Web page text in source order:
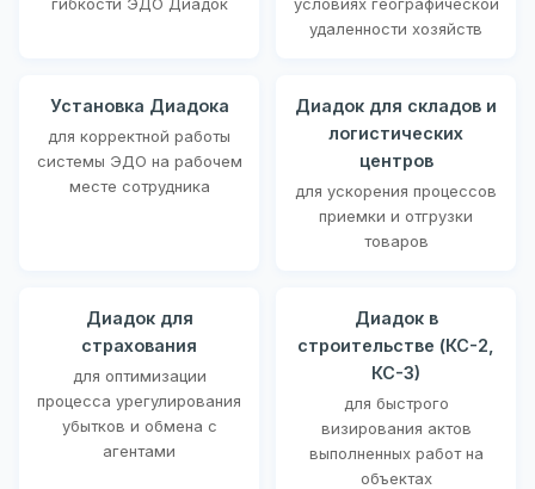
удаленности хозяйств
Установка Диадока
для корректной работы
системы ЭДО на рабочем
месте сотрудника
Диадок для складов и
логистических
центров
для ускорения процессов
приемки и отгрузки
товаров
Диадок для
страхования
для оптимизации
процесса урегулирования
убытков и обмена с
агентами
Диадок в
строительстве (КС-2,
КС-3)
для быстрого
визирования актов
выполненных работ на
объектах